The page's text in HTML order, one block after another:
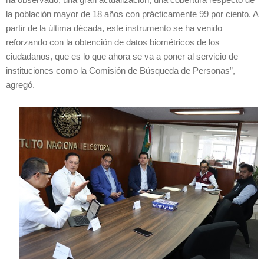
la población mayor de 18 años con prácticamente 99 por ciento. A
partir de la última década, este instrumento se ha venido
reforzando con la obtención de datos biométricos de los
ciudadanos, que es lo que ahora se va a poner al servicio de
instituciones como la Comisión de Búsqueda de Personas”,
agregó.